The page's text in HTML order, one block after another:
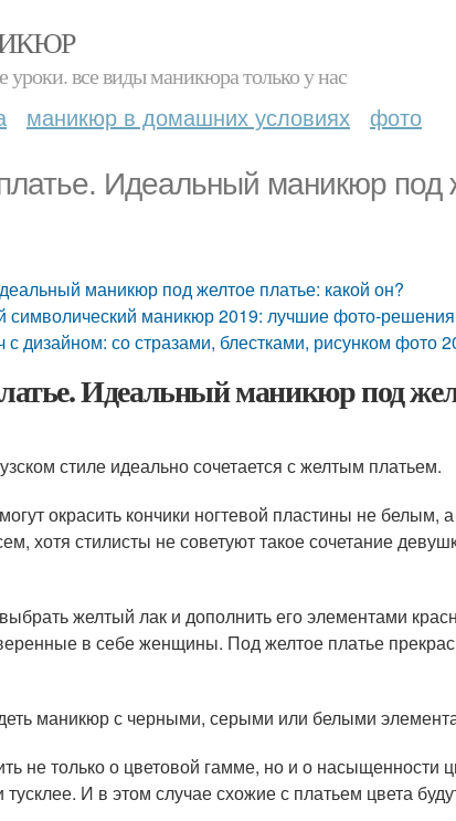
все виды маникюра только у нас
маникюр в домашних условиях фото
Идеальный маникюр под
маникюр под желтое платье: какой он?
маникюр 2019: лучшие фото-решения
дизайном: со стразами, блестками, рисунком фото
Идеальный маникюр под
стиле идеально сочетается с желтым платьем.
окрасить кончики ногтевой пластины не белым,
хотя стилисты не советуют такое сочетание
желтый лак и дополнить его элементами
в себе женщины. Под желтое платье
маникюр с черными, серыми или белыми
не только о цветовой гамме, но и о насыщенности
И в этом случае схожие с платьем цвета